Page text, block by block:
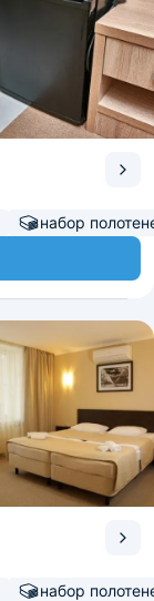
набор
набор